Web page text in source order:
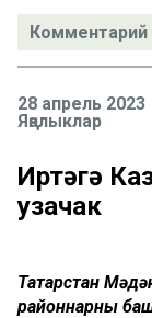
Комментарий
28 апрель 2023
Яңалыклар
Иртәгә
узачак
Татарстан
районнарның